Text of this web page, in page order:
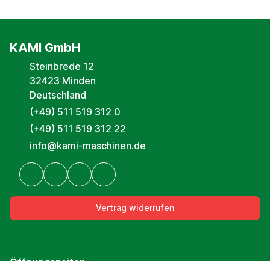
KAMI GmbH
Steinbrede 12
32423 Minden
Deutschland
(+49) 511 519 312 0
(+49) 511 519 312 22
info@kami-maschinen.de
Vertrag widerrufen